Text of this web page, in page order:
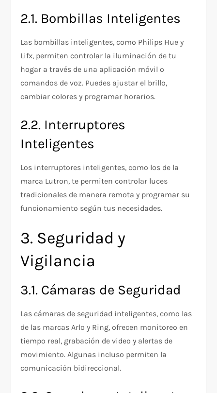
2.1. Bombillas Inteligentes
Las bombillas inteligentes, como Philips Hue y
Lifx, permiten controlar la iluminación de tu
hogar a través de una aplicación móvil o
comandos de voz. Puedes ajustar el brillo,
cambiar colores y programar horarios.
2.2. Interruptores
Inteligentes
Los interruptores inteligentes, como los de la
marca Lutron, te permiten controlar luces
tradicionales de manera remota y programar su
funcionamiento según tus necesidades.
3. Seguridad y
Vigilancia
3.1. Cámaras de Seguridad
Las cámaras de seguridad inteligentes, como las
de las marcas Arlo y Ring, ofrecen monitoreo en
tiempo real, grabación de video y alertas de
movimiento. Algunas incluso permiten la
comunicación bidireccional.